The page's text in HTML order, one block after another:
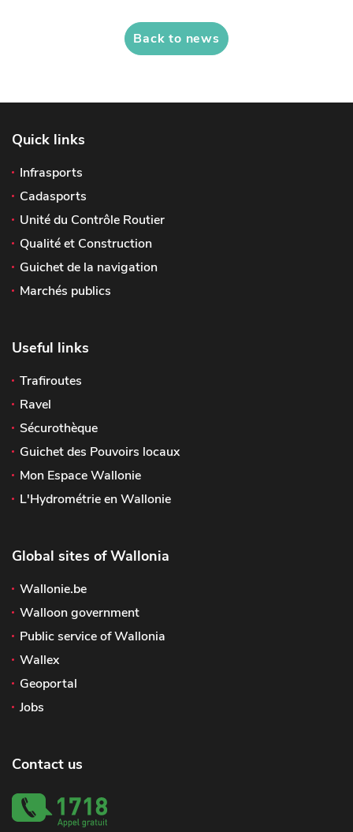
Back to news
Quick links
Infrasports
Cadasports
Unité du Contrôle Routier
Qualité et Construction
Guichet de la navigation
Marchés publics
Useful links
Trafiroutes
Ravel
Sécurothèque
Guichet des Pouvoirs locaux
Mon Espace Wallonie
L'Hydrométrie en Wallonie
Global sites of Wallonia
Wallonie.be
Walloon government
Public service of Wallonia
Wallex
Geoportal
Jobs
Contact us